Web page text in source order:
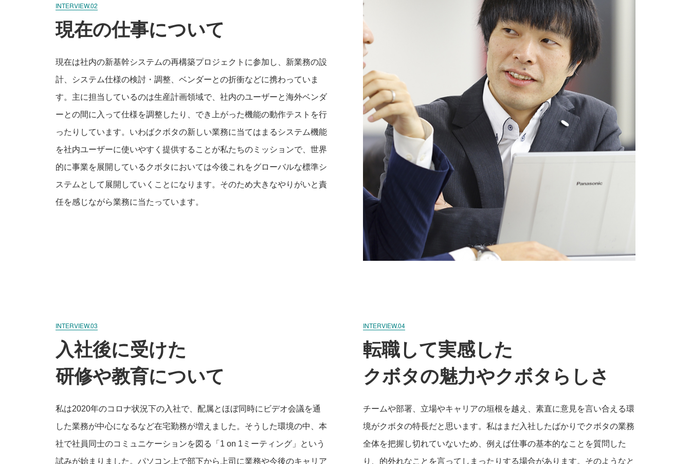
INTERVIEW.02
現在の仕事について
現在は社内の新基幹システムの再構築プロジェクトに参加し、新業務の設
計、システム仕様の検討・調整、ベンダーとの折衝などに携わっていま
す。主に担当しているのは生産計画領域で、社内のユーザーと海外ベンダ
ーとの間に入って仕様を調整したり、でき上がった機能の動作テストを行
ったりしています。いわばクボタの新しい業務に当てはまるシステム機能
を社内ユーザーに使いやすく提供することが私たちのミッションで、世界
的に事業を展開しているクボタにおいては今後これをグローバルな標準シ
ステムとして展開していくことになります。そのため大きなやりがいと責
任を感じながら業務に当たっています。
INTERVIEW.03
入社後に受けた
研修や教育について
私は2020年のコロナ状況下の入社で、配属とほぼ同時にビデオ会議を通
した業務が中心になるなど在宅勤務が増えました。そうした環境の中、本
社で社員同士のコミュニケーションを図る「1 on 1ミーティング」という
試みが始まりました。パソコン上で部下から上司に業務や今後のキャリア
INTERVIEW.04
転職して実感した
クボタの魅力やクボタらしさ
チームや部署、立場やキャリアの垣根を越え、素直に意見を言い合える環
境がクボタの特長だと思います。私はまだ入社したばかりでクボタの業務
全体を把握し切れていないため、例えば仕事の基本的なことを質問した
り、的外れなことを言ってしまったりする場合があります。そのようなと